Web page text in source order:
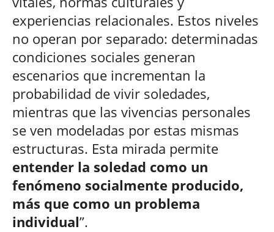
experiencias relacionales. Estos niveles
no operan por separado: determinadas
condiciones sociales generan
escenarios que incrementan la
probabilidad de vivir soledades,
mientras que las vivencias personales
se ven modeladas por estas mismas
estructuras. Esta mirada permite
entender la soledad como un
fenómeno socialmente producido,
más que como un problema
individual”.